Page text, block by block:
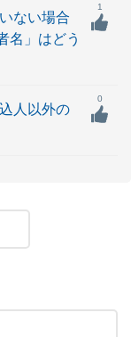
ない場合
名」はどう
1
人以外の
0